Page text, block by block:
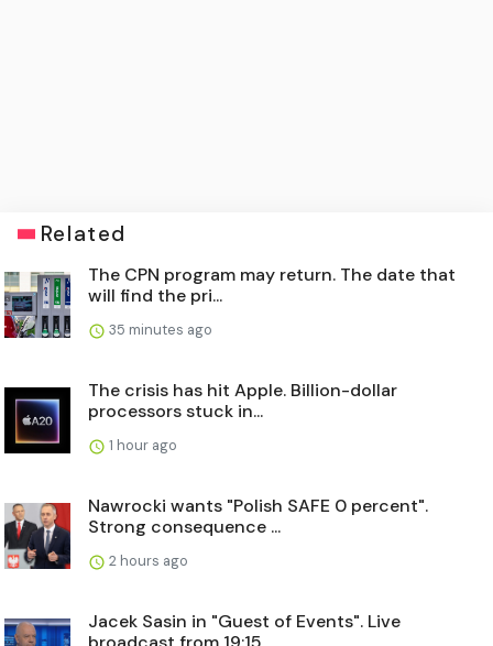
Related
The CPN program may return. The date that
will find the pri...
35 minutes ago
The crisis has hit Apple. Billion-dollar
processors stuck in...
1 hour ago
Nawrocki wants "Polish SAFE 0 percent".
Strong consequence ...
2 hours ago
Jacek Sasin in "Guest of Events". Live